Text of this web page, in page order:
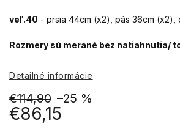
€114,90 –25 %
€86,15
veľ.40 - prsia 44cm (x2), pás 36cm (x2),
Rozmery sú merané bez natiahnutia/
Detailné informácie